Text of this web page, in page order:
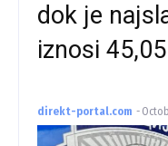
dok je
iznosi
direkt-portal.com -